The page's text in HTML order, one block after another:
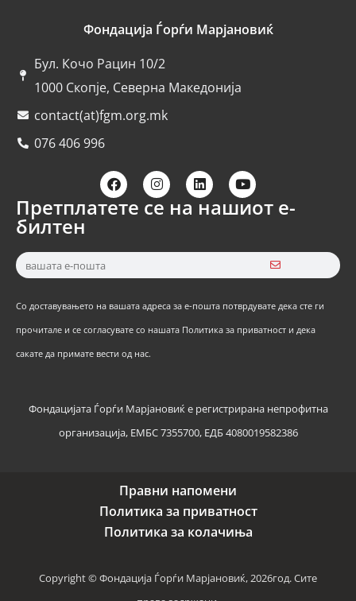
Фондација Ѓорѓи Марјановиќ
Бул. Кочо Рацин 10/2
1000 Скопје, Северна Македонија
contact(at)fgm.org.mk
076 406 996
Претплатете се на нашиот е-
билтен
Со доставувањето на вашата адреса за е-пошта потврдувате дека сте ги
прочитале и се согласувате со нашата Политика за приватност и дека
сакате да примате вести од нас.
Фондацијата Ѓорѓи Марјановиќ е регистрирана непрофитна
организација, ЕМБС 7355700, ЕДБ 4080019582386
Правни напомени
Политика за приватност
Политика за колачиња
Copyright © Фондација Ѓорѓи Марјановиќ, 2026год. Сите